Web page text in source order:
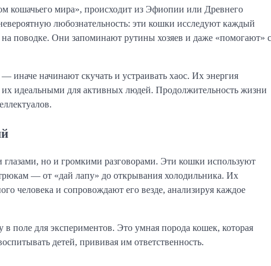
кошачьего мира», происходит из Эфиопии или Древнего
любознательность: эти кошки исследуют каждый
поводке. Они запоминают рутины хозяев и даже «помогают» с
начинают скучать и устраивать хаос. Их энергия
идеальными для активных людей. Продолжительность жизни
глазами, но и громкими разговорами. Эти кошки используют
— от «дай лапу» до открывания холодильника. Их
человека и сопровождают его везде, анализируя каждое
поле для экспериментов. Это умная порода кошек, которая
детей, прививая им ответственность.